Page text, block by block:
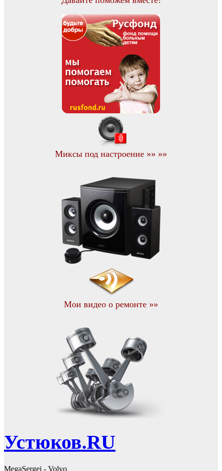
Миксы под настроение »» »»
Мои видео о ремонте »»
Устюков.RU
MegaSergei - Volvo